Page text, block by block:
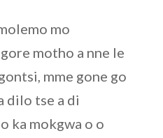
mo
motho a nne le
mme gone go
dilo tse a di
ka mokgwa o o